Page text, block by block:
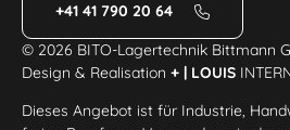
+41 41 790 20 64
© 2026 BITO-Lagertechnik Bittmann
Design & Realisation+ | LOUIS
Dieses Angebot ist für Industrie,